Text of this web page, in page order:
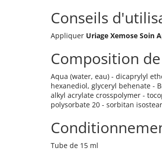
Conseils
Appliquer Uriage Xemose Soin
Composition
Aqua (water, eau) - dicaprylyl
hexanediol, glyceryl behenate -
alkyl acrylate crosspolymer -
polysorbate 20 - sorbitan
Tube de 15 ml